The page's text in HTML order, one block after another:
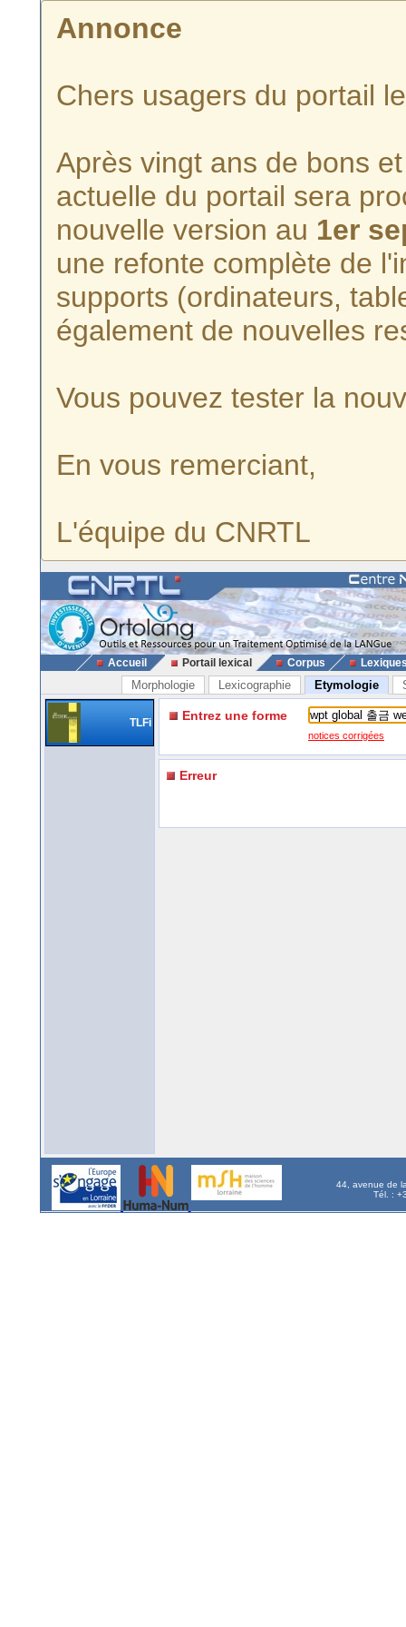
Annonce
Chers usagers du portail
Après vingt ans de bons
actuelle du portail sera
nouvelle version au 1er
une refonte complète de
supports (ordinateurs,
également de nouvelles
Vous pouvez tester la
En vous remerciant,
L'équipe du CNRTL
Accueil Portail lexical Corpus
Morphologie Lexicographie Etymologie
TLFi Entrez une forme
notices corrigées
Erreur
44, avenue de
Tél. :